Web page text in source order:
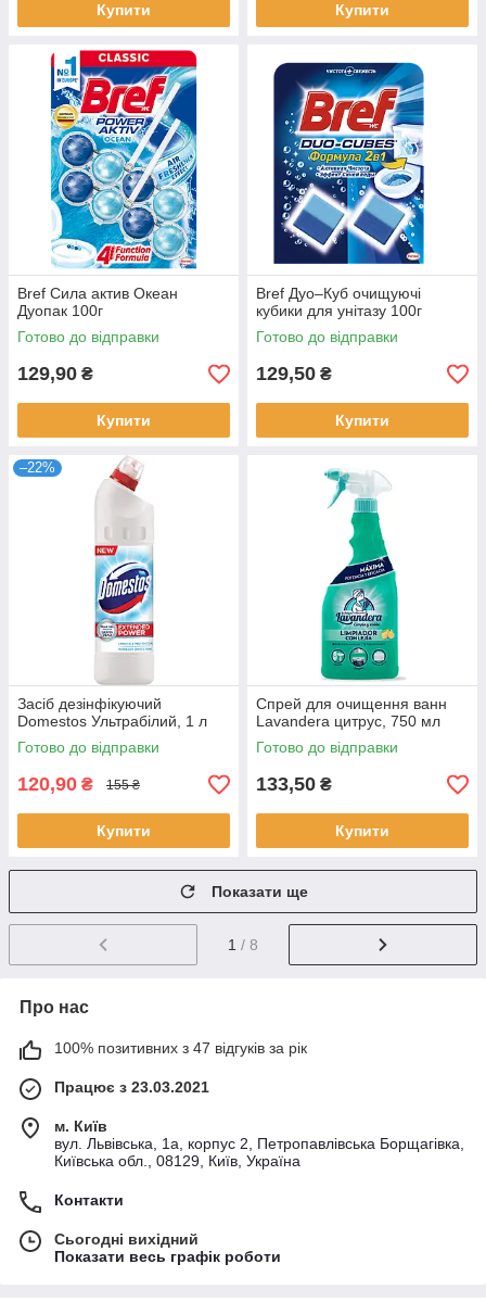
Купити Купити
Bref Сила актив Океан
Дуопак 100г
Готово до відправки
129,90 ₴
Купити
Bref Дуо–Куб очищуючі
кубики для унітазу 100г
Готово до відправки
129,50 ₴
Купити
–22%
Засіб дезінфікуючий
Domestos Ультрабілий, 1 л
Готово до відправки
120,90 ₴ 155 ₴
Купити
Спрей для очищення ванн
Lavandera цитрус, 750 мл
Готово до відправки
133,50 ₴
Купити
Показати ще
1 / 8
Про нас
100% позитивних з 47 відгуків за рік
Працює з 23.03.2021
м. Київ
вул. Львівська, 1а, корпус 2, Петропавлівська Борщагівка,
Київська обл., 08129, Київ, Україна
Контакти
Сьогодні вихідний
Показати весь графік роботи